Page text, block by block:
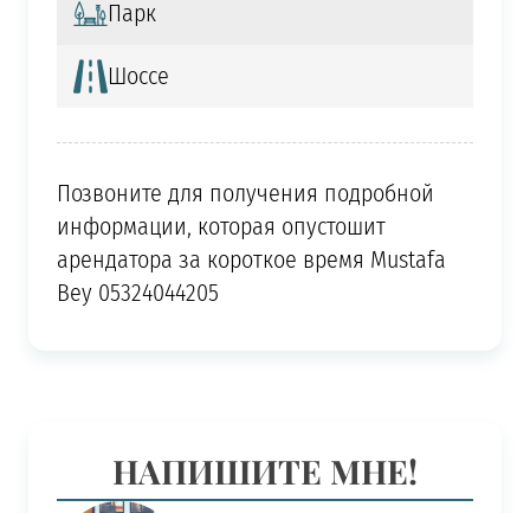
Парк
Шоссе
Позвоните для получения подробной
информации, которая опустошит
арендатора за короткое время Mustafa
Bey 05324044205
НАПИШИТЕ МНЕ!